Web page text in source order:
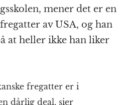
mener det er en
av USA, og han
at heller ikke han liker
fregatter er i
dårlig deal, sier